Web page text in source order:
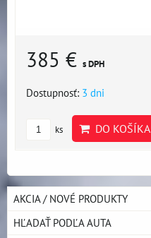
385 € s DPH
Dostupnosť: 3 dni
ks DO KOŠÍKA
AKCIA / NOVÉ PRODUKTY
HĽADAŤ PODĽA AUTA